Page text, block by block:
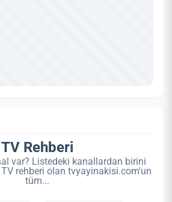
TV Rehberi
var? Listedeki kanallardan birini
rehberi olan tvyayinakisi.com'un
tüm...